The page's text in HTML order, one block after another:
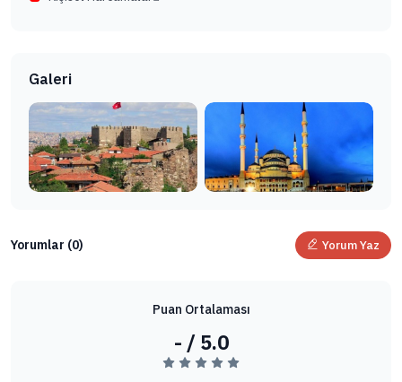
Galeri
Yorumlar (0) Yorum Yaz
Puan Ortalaması
- / 5.0